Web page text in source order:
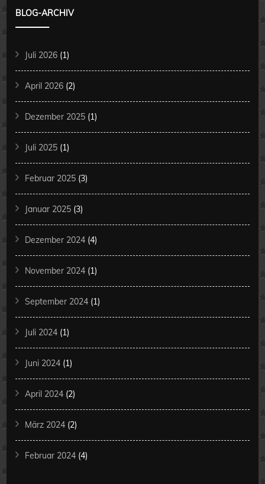
BLOG-ARCHIV
Juli 2026 (1)
April 2026 (2)
Dezember 2025 (1)
Juli 2025 (1)
Februar 2025 (3)
Januar 2025 (3)
Dezember 2024 (4)
November 2024 (1)
September 2024 (1)
Juli 2024 (1)
Juni 2024 (1)
April 2024 (2)
März 2024 (2)
Februar 2024 (4)